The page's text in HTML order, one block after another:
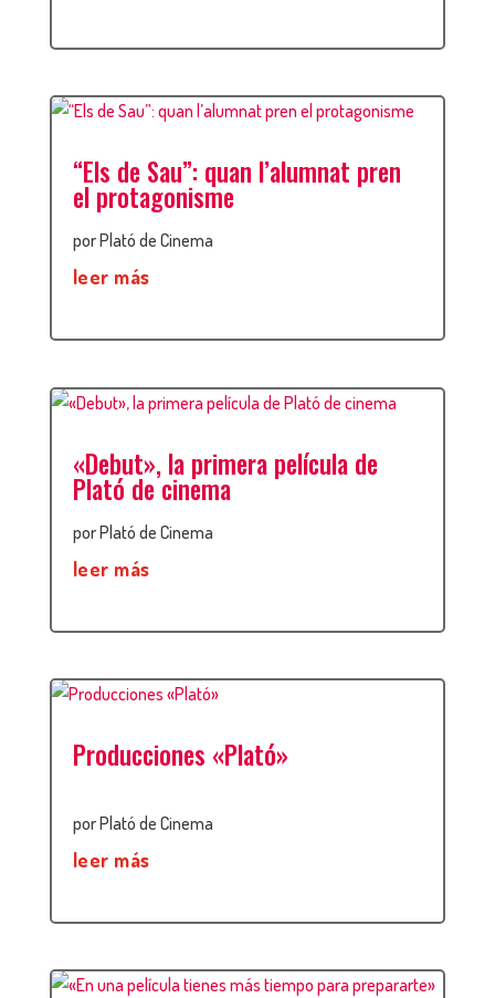
“Els de Sau”: quan l’alumnat pren
el protagonisme
porPlató de Cinema
leer más
«Debut», la primera película de
Plató de cinema
porPlató de Cinema
leer más
Producciones «Plató»
porPlató de Cinema
leer más